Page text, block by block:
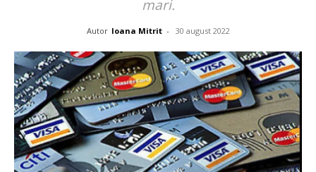
mari.
Autor Ioana Mitrit - 30 august 2022